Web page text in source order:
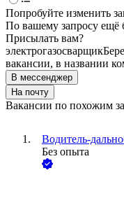
Попробуйте изменить
По вашему запросу ещё
Присылать вам?
электрогазосварщик
вакансии, в названии
В мессенджер
На почту
Вакансии по похожим
Водитель-
Без опыта